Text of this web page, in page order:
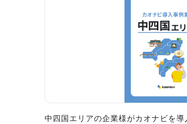
中四国エリアの企業様がカオナビを